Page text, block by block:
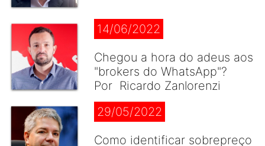
14/06/2022
Chegou a hora do adeus aos
"brokers do WhatsApp"?
Por Ricardo Zanlorenzi
29/05/2022
Como identificar sobrepreço